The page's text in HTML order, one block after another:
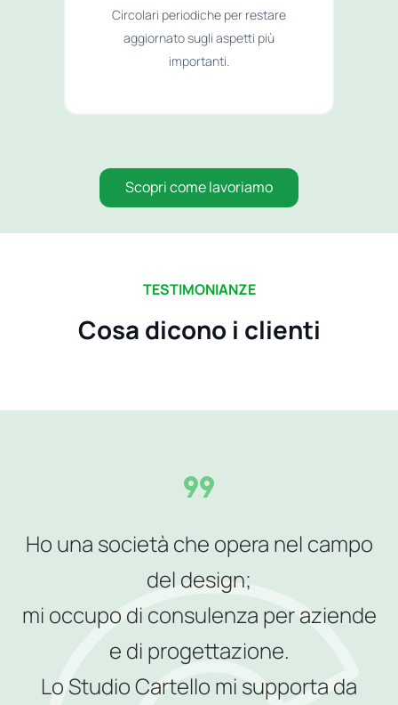
Circolari periodiche per restare
aggiornato sugli aspetti più
importanti.
Scopri come lavoriamo
TESTIMONIANZE
Cosa dicono i clienti
Ho una società che opera nel campo
del design;
mi occupo di consulenza per aziende
e di progettazione.
Lo Studio Cartello mi supporta da